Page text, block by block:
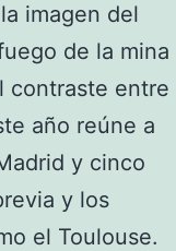
imagen del
de la mina
contraste entre
año reúne a
y cinco
y los
el Toulouse.